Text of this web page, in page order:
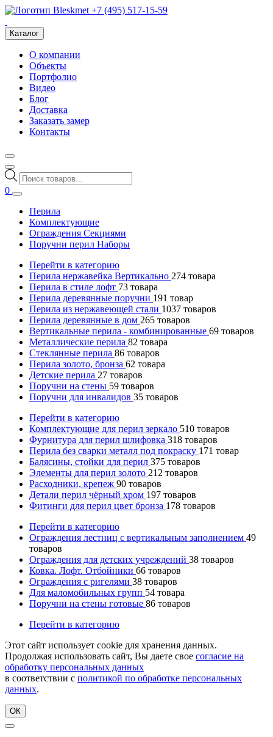
+7 (495) 517-15-59
Каталог
О компании
Объекты
Портфолио
Видео
Блог
Доставка
Заказать замер
Контакты
Поиск
товаров
0
Перила
Комплектующие
Ограждения Секциями
Поручни перил Наборы
Перейти в категорию
Перила нержавейка Вертикально 274 товара
Перила в стиле лофт 73 товара
Перила деревянные поручни 191 товар
Перила из нержавеющей стали 1037 товаров
Перила деревянные в дом 265 товаров
Вертикальные перила - комбинированные 69 товаров
Металлические перила 82 товара
Стеклянные перила 86 товаров
Перила золото, бронза 62 товара
Детские перила 27 товаров
Поручни на стены 59 товаров
Поручни для инвалидов 35 товаров
Перейти в категорию
Комплектующие для перил зеркало 510 товаров
Фурнитура для перил шлифовка 318 товаров
Перила без сварки металл под покраску 171 товар
Балясины, стойки для перил 375 товаров
Элементы для перил золото 212 товаров
Расходники, крепеж 90 товаров
Детали перил чёрный хром 197 товаров
Фитинги для перил цвет бронза 178 товаров
Перейти в категорию
Ограждения лестниц с вертикальным заполнением 49
товаров
Ограждения для детских учреждений 38 товаров
Ковка. Лофт. Отбойники 66 товаров
Ограждения с ригелями 38 товаров
Для маломобильных групп 54 товара
Поручни на стены готовые 86 товаров
Перейти в категорию
Этот сайт использует cookie для хранения данных.
Продолжая использовать сайт, Вы даете свое согласие на
обработку персональных данных
в соответствии с политикой по обработке персональных
данных.
ОК